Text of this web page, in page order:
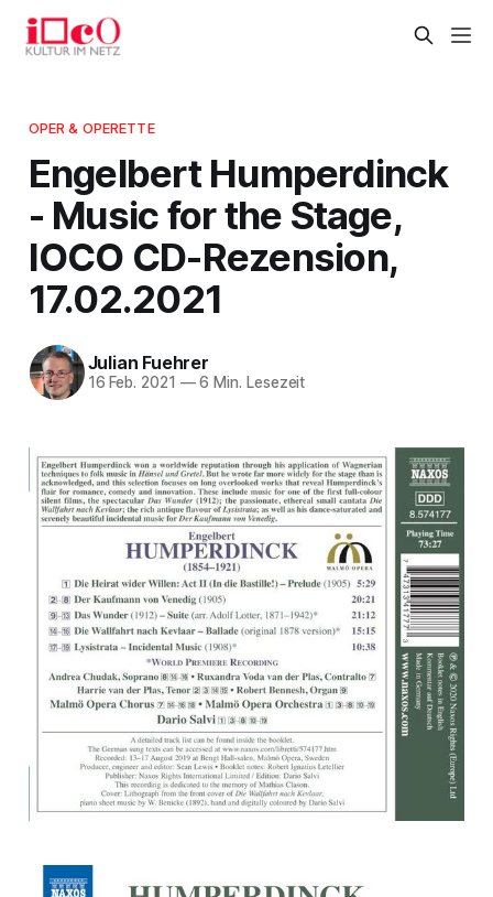
OPER & OPERETTE
Engelbert Humperdinck
- Music for the Stage,
IOCO CD-Rezension,
17.02.2021
Julian Fuehrer
16 Feb. 2021 —6 Min. Lesezeit